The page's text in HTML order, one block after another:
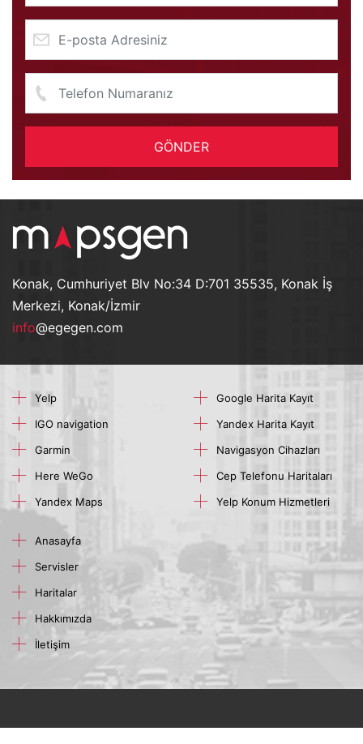
GÖNDER
Konak, Cumhuriyet Blv No:34 D:701 35535, Konak İş
Merkezi, Konak/İzmir
info@egegen.com
Yelp
IGO navigation
Garmin
Here WeGo
Yandex Maps
Google Harita Kayıt
Yandex Harita Kayıt
Navigasyon Cihazları
Cep Telefonu Haritaları
Yelp Konum Hizmetleri
Anasayfa
Servisler
Haritalar
Hakkımızda
İletişim